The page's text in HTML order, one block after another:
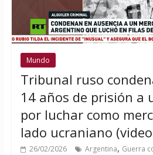
Mundo
Tribunal ruso
14 años de prisión a
por luchar como
lado ucraniano
26/02/2026 Argentina, Guerra